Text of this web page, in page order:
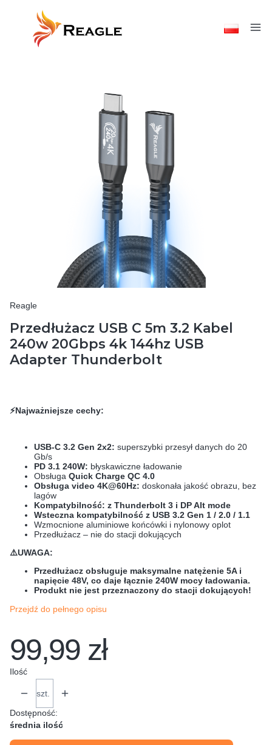
Reagle
Przedłużacz USB C 5m 3.2 Kabel
240w 20Gbps 4k 144hz USB
Adapter Thunderbolt
⚡Najważniejsze cechy:
USB-C 3.2 Gen 2x2: superszybki przesył danych do 20
Gb/s
PD 3.1 240W: błyskawiczne ładowanie
Obsługa Quick Charge QC 4.0
Obsługa video 4K@60Hz: doskonała jakość obrazu, bez
lagów
Kompatybilność: z Thunderbolt 3 i DP Alt mode
Wsteczna kompatybilność z USB 3.2 Gen 1 / 2.0 / 1.1
Wzmocnione aluminiowe końcówki i nylonowy oplot
Przedłużacz – nie do stacji dokujących
⚠️UWAGA:
Przedłużacz obsługuje maksymalne natężenie 5A i
napięcie 48V, co daje łącznie 240W mocy ładowania.
Produkt nie jest przeznaczony do stacji dokujących!
Przejdź do pełnego opisu
99,99 zł
Ilość
szt.
Dostępność:
średnia ilość